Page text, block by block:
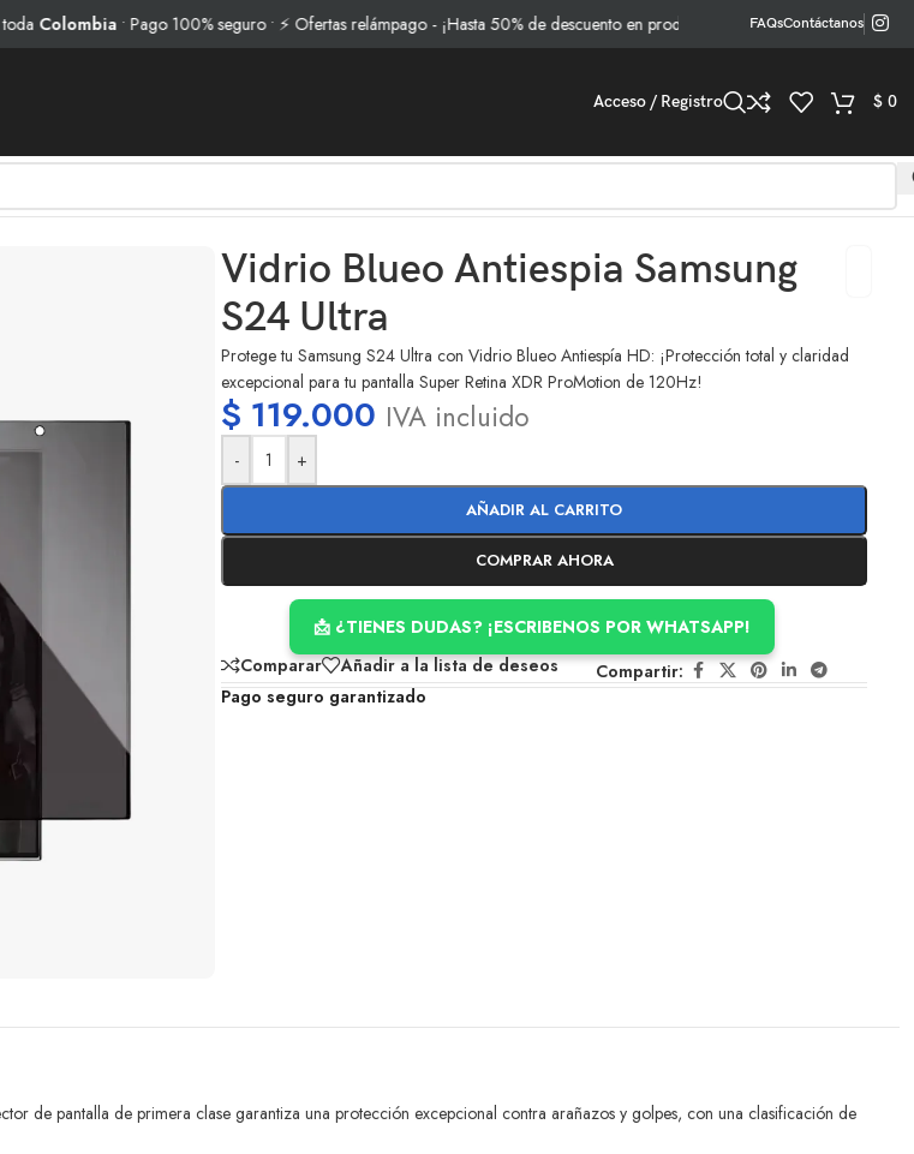
• Pago 100% seguro • ⚡ Ofertas relámpago - ¡Hasta 50% de descuento en productos seleccionados!
FAQsContáctanos
Acceso / Registro $ 0
Vidrio Blueo Antiespia Samsung
S24 Ultra
Protege tu Samsung S24 Ultra con Vidrio Blueo Antiespía HD: ¡Protección total y claridad
excepcional para tu pantalla Super Retina XDR ProMotion de 120Hz!
$ 119.000 IVA incluido
- +
AÑADIR AL CARRITO
COMPRAR AHORA
📩 ¿TIENES DUDAS? ¡ESCRIBENOS POR WHATSAPP!
Comparar
Añadir a la lista de deseos
Compartir:
Pago seguro garantizado
de pantalla de primera clase garantiza una protección excepcional contra arañazos y golpes, con una clasificación de